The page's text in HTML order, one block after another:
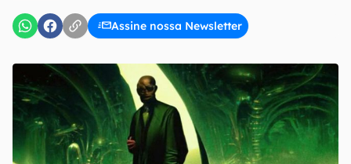
Assine nossa Newsletter
Confirmo que li, aceito e concordo com os Termos de
Uso e Política de Privacidade do Canaltech.